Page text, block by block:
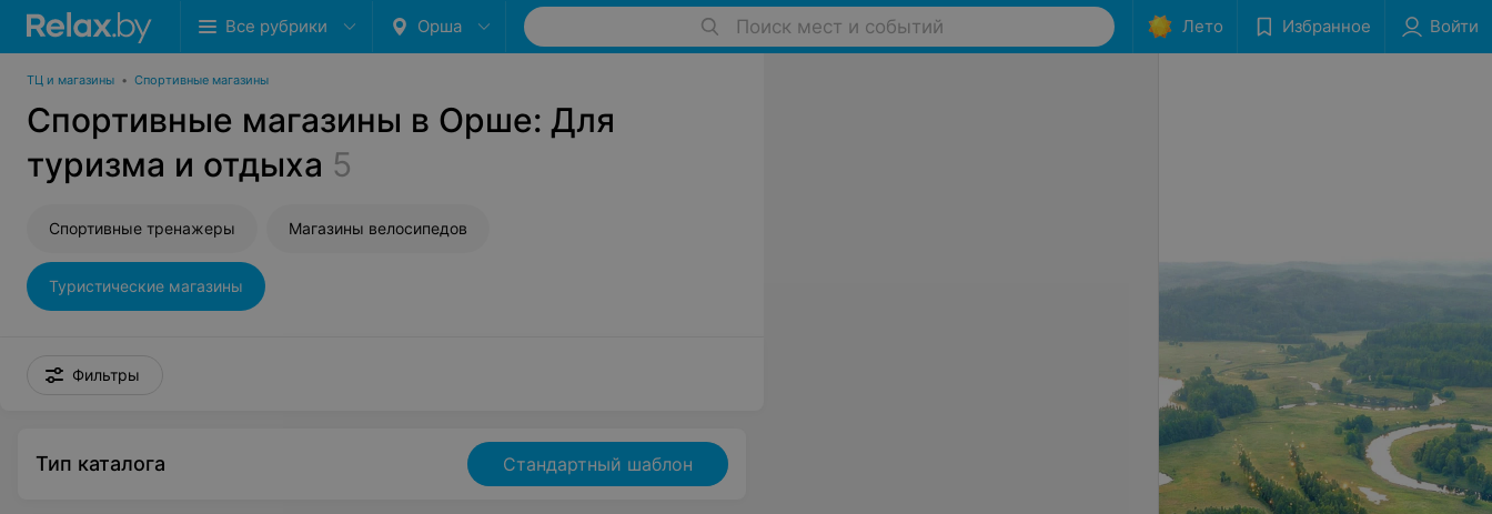
Все рубрики Орша Поиск мест и событий Лето Избранное Войти
ТЦ и магазины • Спортивные магазины
Спортивные магазины в Орше: Для
туризма и отдыха 5
Спортивные тренажеры Магазины велосипедов
Туристические магазины
Фильтры
Тип каталога Стандартный шаблон